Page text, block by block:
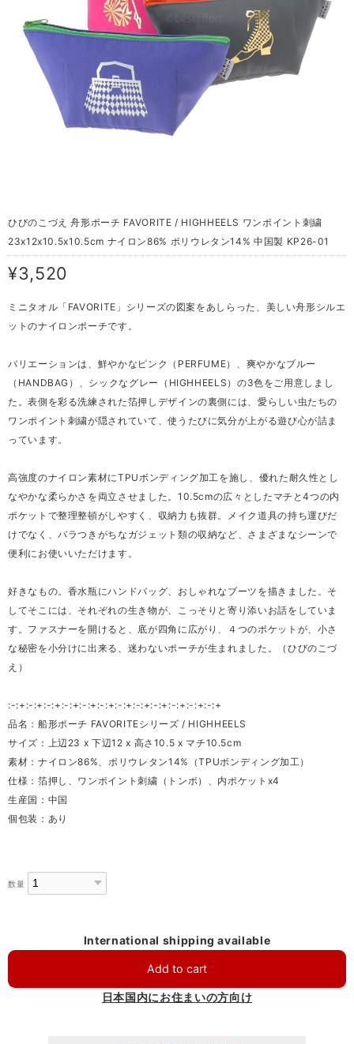
ひびのこづえ 舟形ポーチ FAVORITE / HIGHHEELS ワンポイント刺繍
23x12x10.5x10.5cm ナイロン86% ポリウレタン14% 中国製 KP26-01
¥3,520
ミニタオル「FAVORITE」シリーズの図案をあしらった、美しい舟形シルエ
ットのナイロンポーチです。
バリエーションは、鮮やかなピンク（PERFUME）、爽やかなブルー
（HANDBAG）、シックなグレー（HIGHHEELS）の3色をご用意しまし
た。表側を彩る洗練された箔押しデザインの裏側には、愛らしい虫たちの
ワンポイント刺繍が隠されていて、使うたびに気分が上がる遊び心が詰ま
っています。
高強度のナイロン素材にTPUボンディング加工を施し、優れた耐久性とし
なやかな柔らかさを両立させました。10.5cmの広々としたマチと4つの内
ポケットで整理整頓がしやすく、収納力も抜群。メイク道具の持ち運びだ
けでなく、バラつきがちなガジェット類の収納など、さまざまなシーンで
便利にお使いいただけます。
好きなもの。香水瓶にハンドバッグ、おしゃれなブーツを描きました。そ
してそこには、それぞれの生き物が、こっそりと寄り添いお話をしていま
す。ファスナーを開けると、底が四角に広がり、４つのポケットが、小さ
な秘密を小分けに出来る、迷わないポーチが生まれました。（ひびのこづ
え）
:-:+:-:+:-:+:-:+:-:+:-:+:-:+:-:+:-:+:-:+:-:+:-:+
品名：船形ポーチ FAVORITEシリーズ / HIGHHEELS
サイズ：上辺23 x 下辺12 x 高さ10.5 x マチ10.5cm
素材：ナイロン86%、ポリウレタン14%（TPUボンディング加工）
仕様：箔押し、ワンポイント刺繍（トンボ）、内ポケットx4
生産国：中国
個包装：あり
数量
International shipping available
Add to cart
日本国内にお住まいの方向け